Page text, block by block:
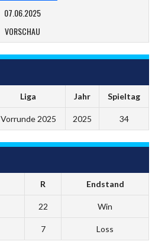
07.06.2025
VORSCHAU
Liga Jahr Spieltag
Vorrunde 2025 2025 34
R Endstand
22 Win
7 Loss